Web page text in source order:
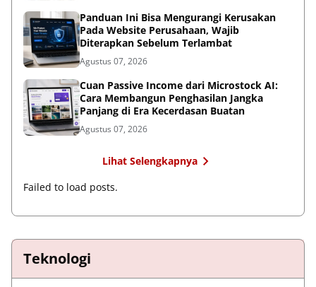
Panduan Ini Bisa Mengurangi Kerusakan
Pada Website Perusahaan, Wajib
Diterapkan Sebelum Terlambat
Agustus 07, 2026
Cuan Passive Income dari Microstock AI:
Cara Membangun Penghasilan Jangka
Panjang di Era Kecerdasan Buatan
Agustus 07, 2026
Lihat Selengkapnya
Failed to load posts.
Teknologi